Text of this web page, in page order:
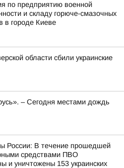
по предприятию военной
и складу горюче-смазочных
в городе Киеве
области сбили украинские
– Сегодня местами дождь
России: В течение прошедшей
средствами ПВО
и уничтожены 153 украинских